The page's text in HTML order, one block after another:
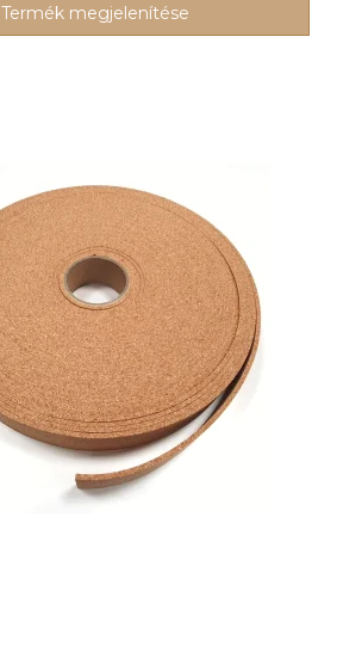
Termék megjelenítése